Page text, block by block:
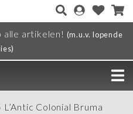
alle artikelen! (m.u.v. lopende
L’Antic Colonial Bruma